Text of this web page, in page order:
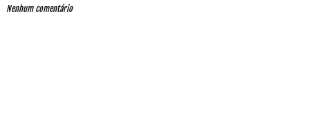
Nenhum comentário